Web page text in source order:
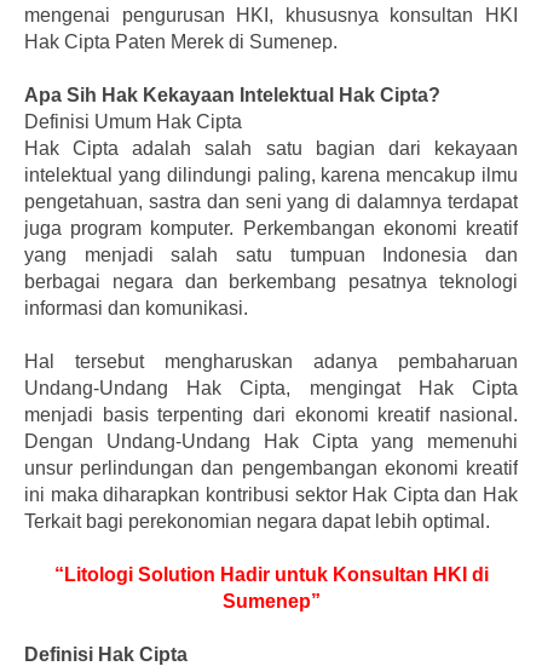
mengenai pengurusan HKI, khususnya konsultan HKI
Hak Cipta Paten Merek di Sumenep.
Apa Sih Hak Kekayaan Intelektual Hak Cipta?
Definisi Umum Hak Cipta
Hak Cipta adalah salah satu bagian dari kekayaan
intelektual yang dilindungi paling, karena mencakup ilmu
pengetahuan, sastra dan seni yang di dalamnya terdapat
juga program komputer. Perkembangan ekonomi kreatif
yang menjadi salah satu tumpuan Indonesia dan
berbagai negara dan berkembang pesatnya teknologi
informasi dan komunikasi.
Hal tersebut mengharuskan adanya pembaharuan
Undang-Undang Hak Cipta, mengingat Hak Cipta
menjadi basis terpenting dari ekonomi kreatif nasional.
Dengan Undang-Undang Hak Cipta yang memenuhi
unsur perlindungan dan pengembangan ekonomi kreatif
ini maka diharapkan kontribusi sektor Hak Cipta dan Hak
Terkait bagi perekonomian negara dapat lebih optimal.
“Litologi Solution Hadir untuk Konsultan HKI di
Sumenep”
Definisi Hak Cipta